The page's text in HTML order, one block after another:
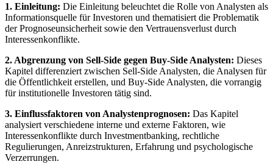
1. Einleitung: Die Einleitung beleuchtet die Rolle von Analysten als
Informationsquelle für Investoren und thematisiert die Problematik
der Prognoseunsicherheit sowie den Vertrauensverlust durch
Interessenkonflikte.
2. Abgrenzung von Sell-Side gegen Buy-Side Analysten: Dieses
Kapitel differenziert zwischen Sell-Side Analysten, die Analysen für
die Öffentlichkeit erstellen, und Buy-Side Analysten, die vorrangig
für institutionelle Investoren tätig sind.
3. Einflussfaktoren von Analystenprognosen: Das Kapitel
analysiert verschiedene interne und externe Faktoren, wie
Interessenkonflikte durch Investmentbanking, rechtliche
Regulierungen, Anreizstrukturen, Erfahrung und psychologische
Verzerrungen.